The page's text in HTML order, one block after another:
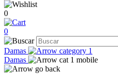
0
0
Damas
Damas